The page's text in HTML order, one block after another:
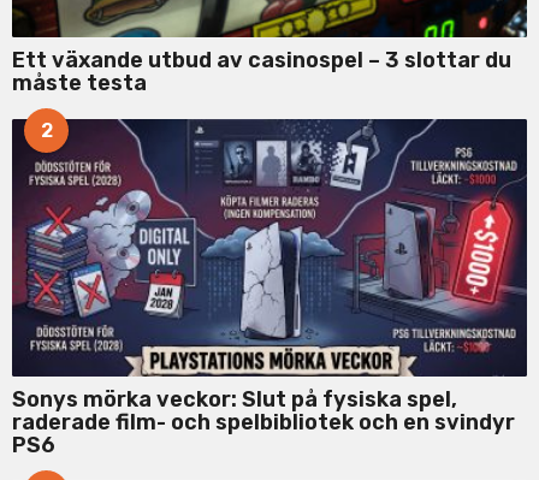
Ett växande utbud av casinospel – 3 slottar du
måste testa
2
Sonys mörka veckor: Slut på fysiska spel,
raderade film- och spelbibliotek och en svindyr
PS6